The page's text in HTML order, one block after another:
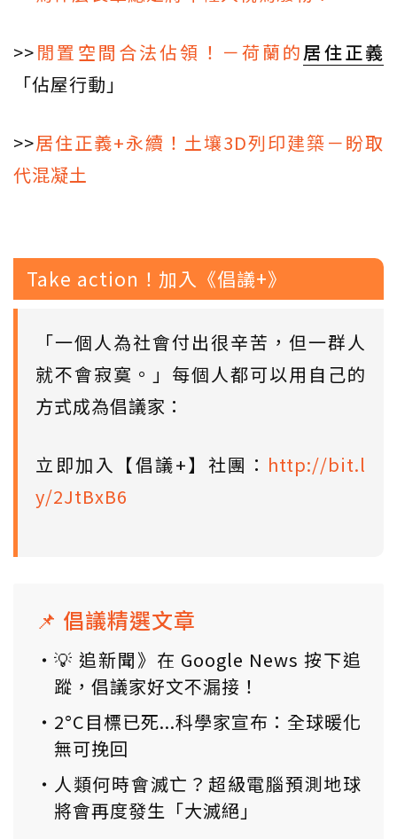
>>閒置空間合法佔領！－荷蘭的居住正義
「佔屋行動」
>>居住正義+永續！土壤3D列印建築－盼取
代混凝土
Take action！加入《倡議+》
「一個人為社會付出很辛苦，但一群人
就不會寂寞。」每個人都可以用自己的
方式成為倡議家：
立即加入【倡議+】社團： http://bit.l
y/2JtBxB6
📌 倡議精選文章
💡 追新聞》在 Google News 按下追
蹤，倡議家好文不漏接！
2°C目標已死...科學家宣布：全球暖化
無可挽回
人類何時會滅亡？超級電腦預測地球
將會再度發生「大滅絕」